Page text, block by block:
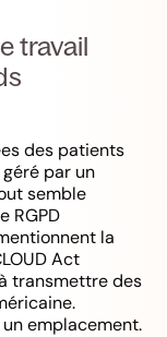
travail
des patients
par un
semble
RGPD
la
Act
transmettre des
emplacement.